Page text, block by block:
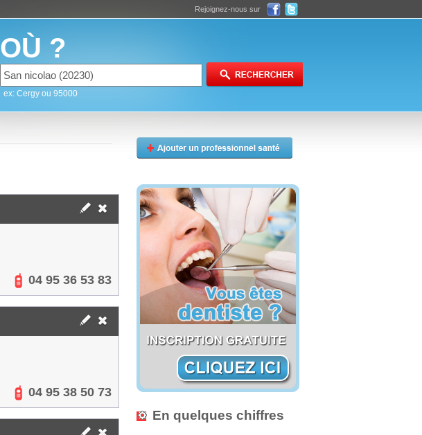
Rejoignez-nous sur
OÙ ?
ex: Cergy ou 95000
04 95 36 53 83
04 95 38 50 73
En quelques chiffres